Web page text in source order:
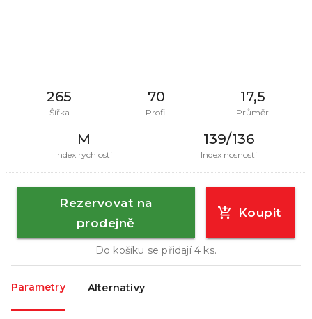
265
Šířka
70
Profil
17,5
Průměr
M
Index rychlosti
139/136
Index nosnosti
Rezervovat na
prodejně
Koupit
Do košíku se přidají4 ks.
Parametry Alternativy